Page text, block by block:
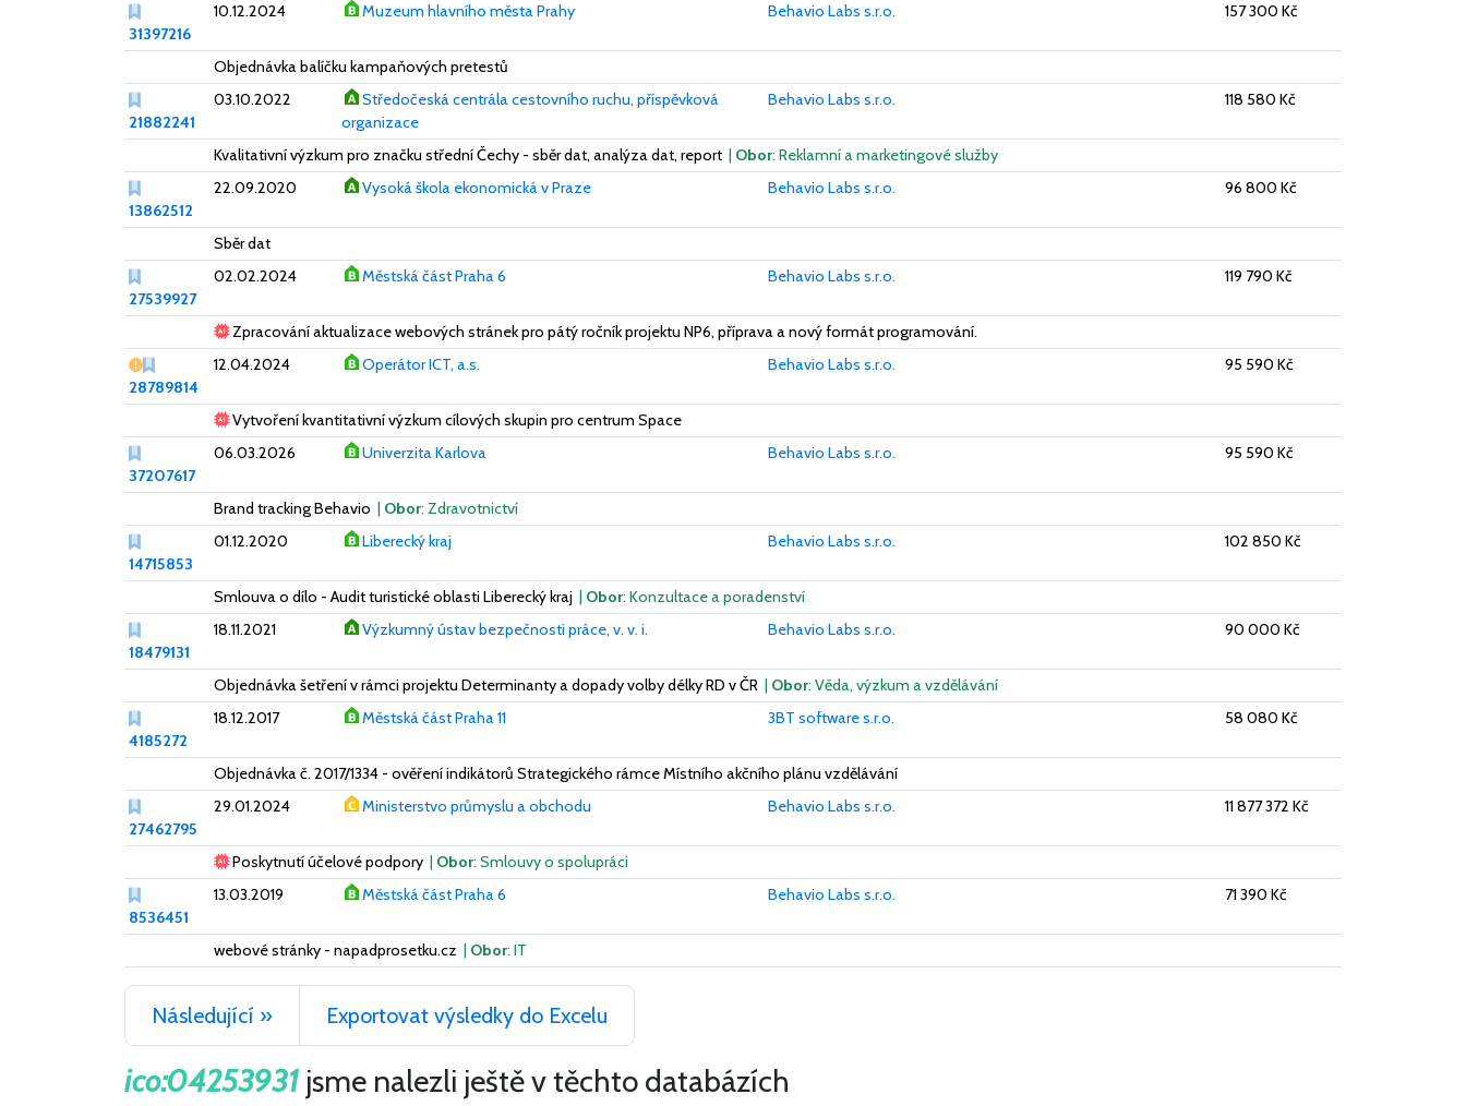
31397216
10.12.2024 Muzeum hlavního města Prahy Behavio Labs s.r.o. 157 300 Kč
Objednávka balíčku kampaňových pretestů
21882241
03.10.2022
Středočeská centrála cestovního ruchu, příspěvková
organizace
Behavio Labs s.r.o. 118 580 Kč
Kvalitativní výzkum pro značku střední Čechy - sběr dat, analýza dat, report | Obor: Reklamní a marketingové služby
13862512
22.09.2020 Vysoká škola ekonomická v Praze Behavio Labs s.r.o. 96 800 Kč
Sběr dat
27539927
02.02.2024 Městská část Praha 6 Behavio Labs s.r.o. 119 790 Kč
Zpracování aktualizace webových stránek pro pátý ročník projektu NP6, příprava a nový formát programování.
Vážný nedostatek
28789814
12.04.2024 Operátor ICT, a.s. Behavio Labs s.r.o. 95 590 Kč
Vytvoření kvantitativní výzkum cílových skupin pro centrum Space
37207617
06.03.2026 Univerzita Karlova Behavio Labs s.r.o. 95 590 Kč
Brand tracking Behavio | Obor: Zdravotnictví
14715853
01.12.2020 Liberecký kraj Behavio Labs s.r.o. 102 850 Kč
Smlouva o dílo - Audit turistické oblasti Liberecký kraj | Obor: Konzultace a poradenství
18479131
18.11.2021 Výzkumný ústav bezpečnosti práce, v. v. i. Behavio Labs s.r.o. 90 000 Kč
Objednávka šetření v rámci projektu Determinanty a dopady volby délky RD v ČR | Obor: Věda, výzkum a vzdělávání
4185272
18.12.2017 Městská část Praha 11 3BT software s.r.o. 58 080 Kč
Objednávka č. 2017/1334 - ověření indikátorů Strategického rámce Místního akčního plánu vzdělávání
27462795
29.01.2024 Ministerstvo průmyslu a obchodu Behavio Labs s.r.o. 11 877 372 Kč
Poskytnutí účelové podpory | Obor: Smlouvy o spolupráci
8536451
13.03.2019 Městská část Praha 6 Behavio Labs s.r.o. 71 390 Kč
webové stránky - napadprosetku.cz | Obor: IT
Následující » Exportovat výsledky do Excelu
ico:04253931 jsme nalezli ještě v těchto databázích